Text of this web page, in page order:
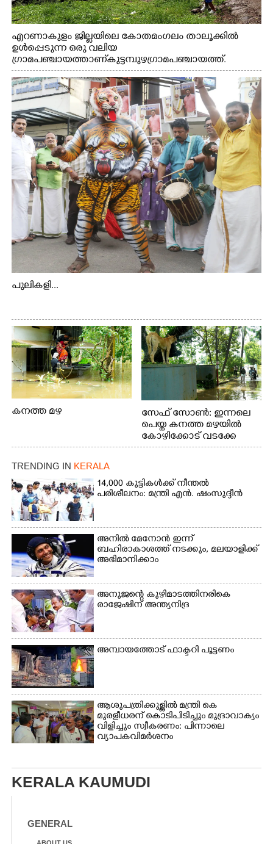
എറണാകുളം ജില്ലയിലെ കോതമംഗലം താലൂക്കിൽ
ഉൾപ്പെടുന്ന ഒരു വലിയ
ഗ്രാമപഞ്ചായത്താണ് കുട്ടമ്പുഴ ഗ്രാമ പഞ്ചായത്ത്.
ആദിവാസി ഊരുകളായ വെള്ളാരംകുത്ത്, കത്തിപ്പാറ,
ഉറിയംപെട്ടി, തേക്കല്ല്, വെട്ടിക്കല്ല്, മഞ്ചപ്പാറ എന്നീ ആറു
സ്ഥലങ്ങളിലേക്കുള്ള പ്രധാന സഞ്ചാര മാർഗമാണ് ഈ
കാണുന്ന കടത്ത് വള്ളം
പുലികളി...
കനത്ത മഴ
സേഫ് സോൺ: ഇന്നലെ
പെയ്ത കനത്ത മഴയിൽ
കോഴിക്കോട് വടക്കേ
വയലിൽ വെള്ളം
വെള്ളത്തിലൂടെ
നടന്നുവരുന്നവരെ
നായ. ഫോട്ടോ: കെ.വിശ്വജി
ത്ത്
TRENDING IN KERALA
14,000 കുട്ടികൾക്ക് നീന്തൽ
പരിശീലനം: മന്ത്രി എൻ. ഷംസുദ്ദീൻ
അനിൽ മേനോൻ ഇന്ന്
ബഹിരാകാശത്ത് നടക്കും, മലയാളിക്ക്
അഭിമാനിക്കാം
അനുജന്റെ കുഴിമാടത്തിനരികെ
രാജേഷിന് അന്ത്യനിദ്ര
അമ്പായത്തോട് ഫാക്ടറി പൂട്ടണം
ആശുപത്രിക്കുള്ളിൽ മന്ത്രി കെ
മുരളീധരന് കൊടിപിടിച്ചും മുദ്രാവാക്യം
വിളിച്ചും സ്വീകരണം: പിന്നാലെ
വ്യാപകവിമർശനം
KERALA KAUMUDI
GENERAL